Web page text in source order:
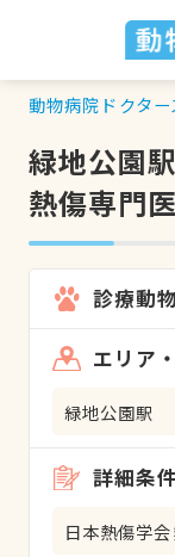
動物病院ドクタ
緑地公園
熱傷専門
診療動物
エリア
緑地公園駅
詳細条
日本熱傷学